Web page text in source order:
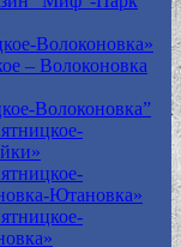
Волоконовка»
– Волоконовка
Волоконовка”
Ютановка»